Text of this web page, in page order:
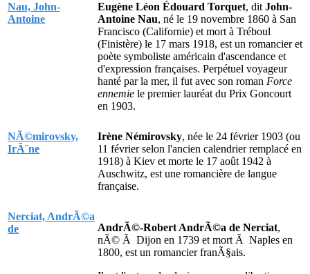
Nau, John-
Antoine
Eugène Léon Édouard Torquet, dit John-
Antoine Nau, né le 19 novembre 1860 à San
Francisco (Californie) et mort à Tréboul
(Finistère) le 17 mars 1918, est un romancier et
poète symboliste américain d'ascendance et
d'expression françaises. Perpétuel voyageur
hanté par la mer, il fut avec son roman Force
ennemie le premier lauréat du Prix Goncourt
en 1903.
NÃ©mirovsky,
IrÃ¨ne
Irène Némirovsky, née le 24 février 1903 (ou
11 février selon l'ancien calendrier remplacé en
1918) à Kiev et morte le 17 août 1942 à
Auschwitz, est une romancière de langue
française.
Nerciat, AndrÃ©a
de
AndrÃ©-Robert AndrÃ©a de Nerciat,
nÃ© Ã Dijon en 1739 et mort Ã Naples en
1800, est un romancier franÃ§ais.